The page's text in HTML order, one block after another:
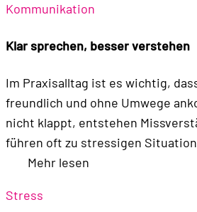
Kommunikation
Klar sprechen, besser verstehen
Im Praxisalltag ist es wichtig,
freundlich und ohne Umwege
nicht klappt, entstehen
führen oft zu stressigen
Mehr lesen
Stress